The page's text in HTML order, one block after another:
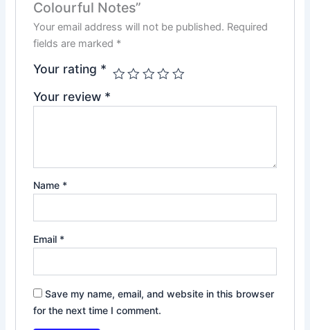
Colourful Notes”
Your email address will not be published. Required
fields are marked *
Your rating *
Your review *
Name *
Email *
Save my name, email, and website in this browser
for the next time I comment.